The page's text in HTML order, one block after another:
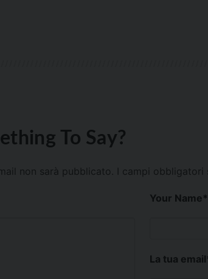
To Say?
non sarà pubblicato. I campi
Your Name*
La tua email